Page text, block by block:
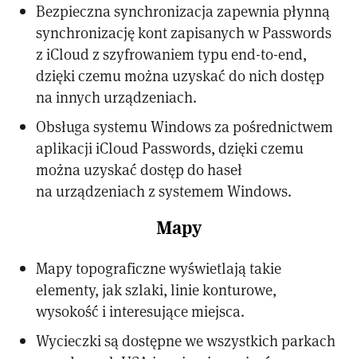
Bezpieczna synchronizacja zapewnia płynną
synchronizację kont zapisanych w Passwords
z iCloud z szyfrowaniem typu end-to-end,
dzięki czemu można uzyskać do nich dostęp
na innych urządzeniach.
Obsługa systemu Windows za pośrednictwem
aplikacji iCloud Passwords, dzięki czemu
można uzyskać dostęp do haseł
na urządzeniach z systemem Windows.
Mapy
Mapy topograficzne wyświetlają takie
elementy, jak szlaki, linie konturowe,
wysokość i interesujące miejsca.
Wycieczki są dostępne we wszystkich parkach